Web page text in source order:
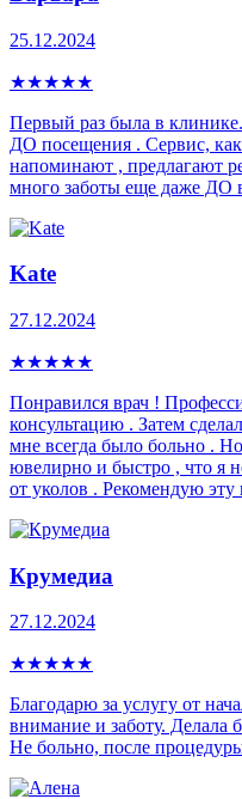
25.12.2024
★★★★★
Первый раз была в
ДО посещения . Сервис,
напоминают , предлагают
много заботы еще даже ДО
Kate
27.12.2024
★★★★★
Понравился врач !
консультацию . Затем
мне всегда было больно . Но
ювелирно и быстро , что я
от уколов . Рекомендую
Крумедиа
27.12.2024
★★★★★
Благодарю за услугу от
внимание и заботу. Делала
Не больно, после